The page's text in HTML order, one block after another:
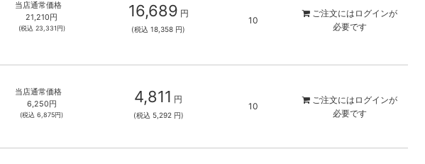
当店通常価格
21,210円
(税込 23,331円)
16,689 円
(税込 18,358 円)
10
ご注文には ログインが
必要です
当店通常価格
6,250円
(税込6,875円)
4,811 円
(税込 5,292 円)
10
ご注文には ログインが
必要です